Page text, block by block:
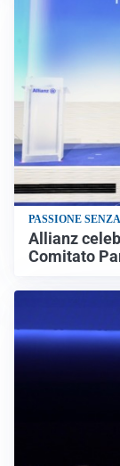
PASSIONE
Allianz
Comitato